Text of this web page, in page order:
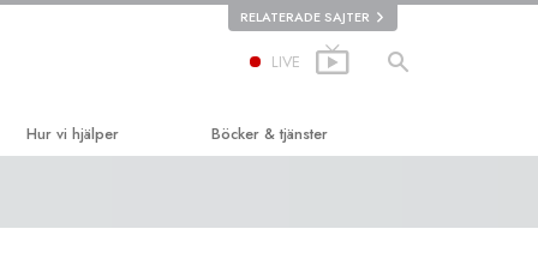
RELATERADE SAJTER
LIVE
Hur vi hjälper Böcker & tjänster